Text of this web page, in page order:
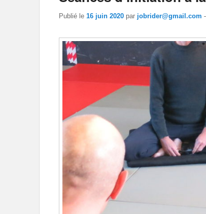
Publié le 16 juin 2020 par jobrider@gmail.com